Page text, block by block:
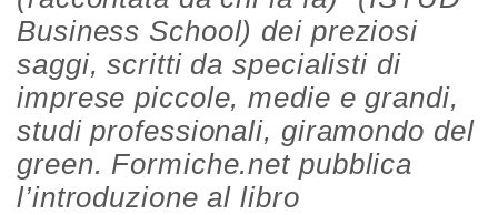
Business School) dei preziosi
saggi, scritti da specialisti di
imprese piccole, medie e grandi,
studi professionali, giramondo del
green. Formiche.net pubblica
l’introduzione al libro